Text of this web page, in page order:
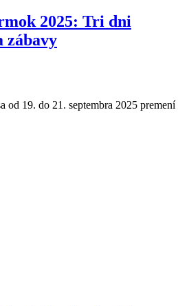
2025: Tri dni
zábavy
od 19. do 21. septembra 2025 premení